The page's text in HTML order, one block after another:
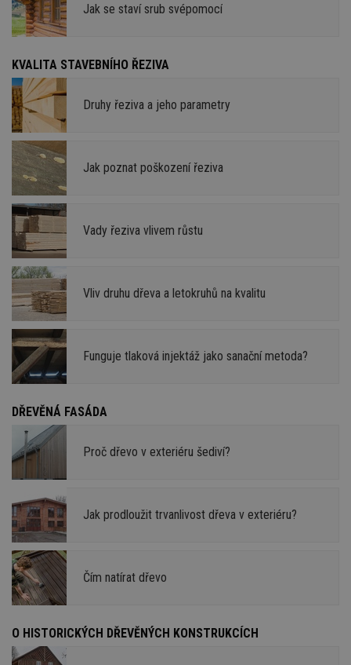
Jak se staví srub svépomocí
KVALITA STAVEBNÍHO ŘEZIVA
Druhy řeziva a jeho parametry
Jak poznat poškození řeziva
Vady řeziva vlivem růstu
Vliv druhu dřeva a letokruhů na kvalitu
Funguje tlaková injektáž jako sanační metoda?
DŘEVĚNÁ FASÁDA
Proč dřevo v exteriéru šediví?
Jak prodloužit trvanlivost dřeva v exteriéru?
Čím natírat dřevo
O HISTORICKÝCH DŘEVĚNÝCH KONSTRUKCÍCH